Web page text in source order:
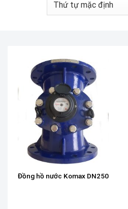
Đồng hồ nước Komax DN250